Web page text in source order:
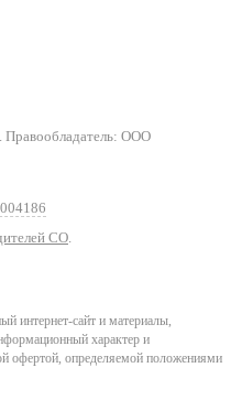
. Правообладатель: ООО
СО.
сайт и материалы,
характер и
офертой, определяемой положениями